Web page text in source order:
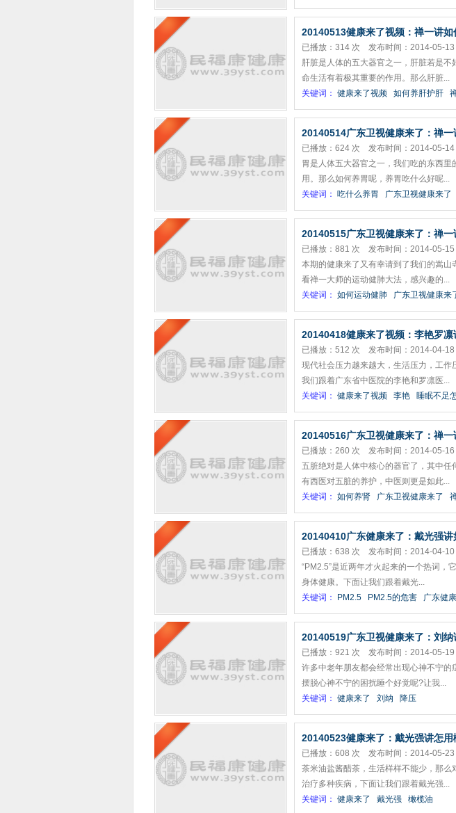
20140513健康来了视频：禅一讲如
已播放：314 次 发布时间：2014-05-13
肝脏是人体的五大器官之一，肝脏若是
命生活有着极其重要的作用。那么肝脏...
关键词： 健康来了视频 如何养肝护肝
20140514广东卫视健康来了：禅一
已播放：624 次 发布时间：2014-05-14
胃是人体五大器官之一，我们吃的东西
用。那么如何养胃呢，养胃吃什么好呢...
关键词： 吃什么养胃 广东卫视健康来了
20140515广东卫视健康来了：禅
已播放：881 次 发布时间：2014-05-15
本期的健康来了又有幸请到了我们的嵩山
看禅一大师的运动健肺大法，感兴趣的...
关键词： 如何运动健肺 广东卫视健康来
20140418健康来了视频：李艳罗
已播放：512 次 发布时间：2014-04-18
现代社会压力越来越大，生活压力，工
我们跟着广东省中医院的李艳和罗凛医...
关键词： 健康来了视频 李艳 睡眠不足
20140516广东卫视健康来了：禅一
已播放：260 次 发布时间：2014-05-16
五脏绝对是人体中核心的器官了，其中
有西医对五脏的养护，中医则更是如此...
关键词： 如何养肾 广东卫视健康来了
20140410广东健康来了：戴光强
已播放：638 次 发布时间：2014-04-10
“PM2.5”是近两年才火起来的一个热词，
身体健康。下面让我们跟着戴光...
关键词：
PM2.5 PM2.5的危害 广东健
20140519广东卫视健康来了：刘
已播放：921 次 发布时间：2014-05-19
许多中老年朋友都会经常出现心神不宁
摆脱心神不宁的困扰睡个好觉呢?让我...
关键词： 健康来了 刘纳 降压
20140523健康来了：戴光强讲怎用
已播放：608 次 发布时间：2014-05-23
茶米油盐酱醋茶，生活样样不能少，那
治疗多种疾病，下面让我们跟着戴光强...
关键词： 健康来了 戴光强 橄榄油